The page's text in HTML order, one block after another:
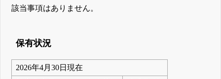
該当事項はありません。
保有状況
2026年4月30日現在